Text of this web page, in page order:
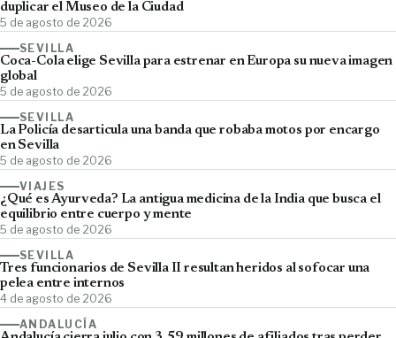
duplicar el Museo de la Ciudad
5 de agosto de 2026
SEVILLA
Coca-Cola elige Sevilla para estrenar en Europa su nueva imagen
global
5 de agosto de 2026
SEVILLA
La Policía desarticula una banda que robaba motos por encargo
en Sevilla
5 de agosto de 2026
VIAJES
¿Qué es Ayurveda? La antigua medicina de la India que busca el
equilibrio entre cuerpo y mente
5 de agosto de 2026
SEVILLA
Tres funcionarios de Sevilla II resultan heridos al sofocar una
pelea entre internos
4 de agosto de 2026
ANDALUCÍA